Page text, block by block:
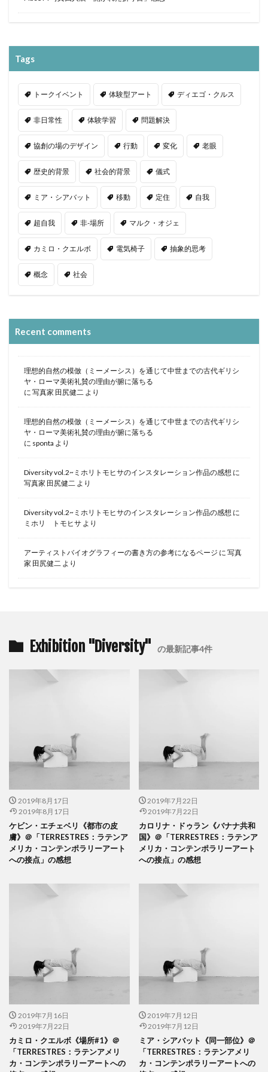
Tags
トークイベント 体験型アート ディエゴ・クルス
非日常性 体験学習 問題解決
協創の場のデザイン 行動 変化 老眼
歴史的背景 社会的背景 儀式
ミア・シアバット 移動 定住 自我
超自我 非-場所 マルク・オジェ
カミロ・クエルボ 電気椅子 抽象的思考
概念 社会
Recent comments
理想的自然の模倣（ミーメーシス）を通じて中世までの古代ギリシ
ヤ・ローマ美術礼賛の理由が腑に落ちる
に 写真家 田尻健二 より
理想的自然の模倣（ミーメーシス）を通じて中世までの古代ギリシ
ヤ・ローマ美術礼賛の理由が腑に落ちる
に sponta より
Diversity vol.2~ミホリトモヒサのインスタレーション作品の感想 に
写真家 田尻健二 より
Diversity vol.2~ミホリトモヒサのインスタレーション作品の感想 に
ミホリ トモヒサ より
アーティストバイオグラフィーの書き方の参考になるページ に 写真
家 田尻健二 より
Exhibition "Diversity" の最新記事4件
2019年8月17日
2019年8月17日
ケビン・エチェベリ《都市の皮
膚》＠「TERRESTRES：ラテンア
メリカ・コンテンポラリーアート
への接点」の感想
2019年7月22日
2019年7月22日
カロリナ・ドゥラン《バナナ共和
国》＠「TERRESTRES：ラテンア
メリカ・コンテンポラリーアート
への接点」の感想
2019年7月16日
2019年7月22日
カミロ・クエルボ《場所#1》＠
「TERRESTRES：ラテンアメリ
カ・コンテンポラリーアートへの
2019年7月12日
2019年7月12日
ミア・シアバット《同一部位》＠
「TERRESTRES：ラテンアメリ
カ・コンテンポラリーアートへの